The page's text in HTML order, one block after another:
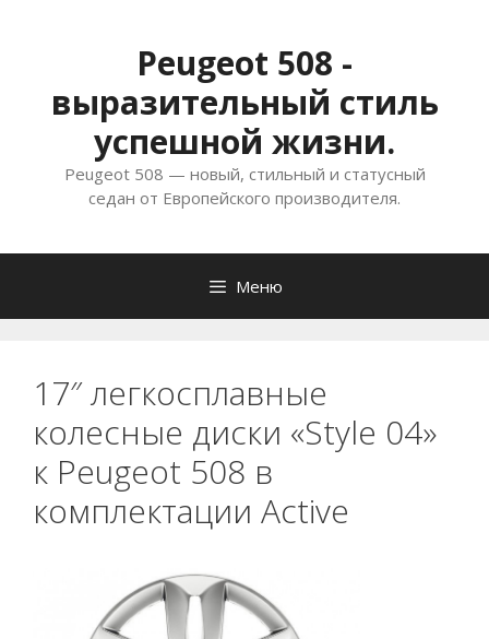
Peugeot 508 -
выразительный стиль
успешной жизни.
Peugeot 508 — новый, стильный и статусный
седан от Европейского производителя.
Меню
17″ легкосплавные
колесные диски «Style 04»
к Peugeot 508 в
комплектации Active